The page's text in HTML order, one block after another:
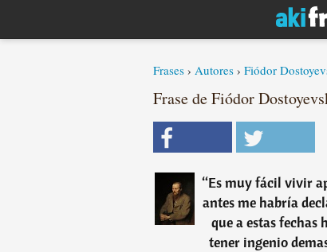
Frases › Autores › Fiódor
Frase de Fiódor
“Es muy fácil vivir
antes me habría
que a estas fechas
tener ingenio